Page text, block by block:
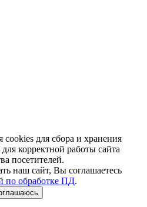
cookies для сбора и хранения
корректной работы сайта
посетителей.
наш сайт, Вы соглашаетесь
по обработке ПД.